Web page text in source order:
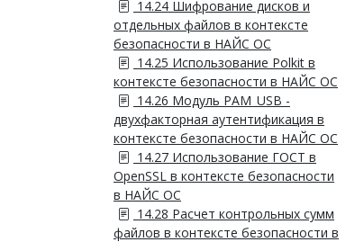
14.24 Шифрование дисков и
отдельных файлов в контексте
безопасности в НАЙС ОС
14.25 Использование Polkit в
контексте безопасности в НАЙС ОС
14.26 Модуль PAM_USB -
двухфакторная аутентификация в
контексте безопасности в НАЙС ОС
14.27 Использование ГОСТ в
OpenSSL в контексте безопасности
в НАЙС ОС
14.28 Расчет контрольных сумм
файлов в контексте безопасности в